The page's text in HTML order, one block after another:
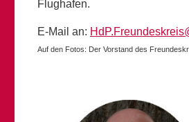
Flughafen.
E-Mail an:
Auf den Fotos: Der Vorstand des